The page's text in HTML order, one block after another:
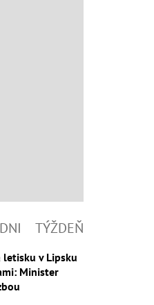
TÝŽDEŇ
letisku v Lipsku
Minister